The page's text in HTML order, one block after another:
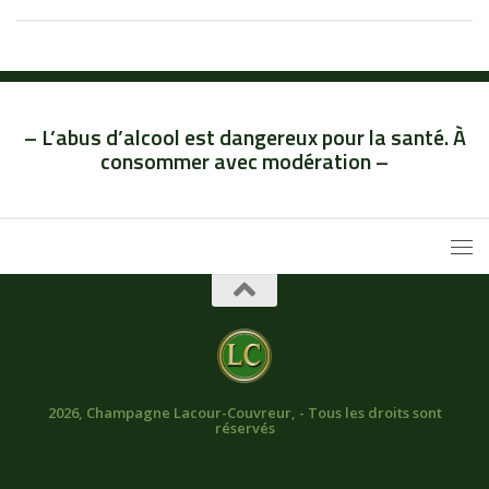
– L’abus d’alcool est dangereux pour la santé. À
consommer avec modération –
2026, Champagne Lacour-Couvreur, - Tous les droits sont
réservés